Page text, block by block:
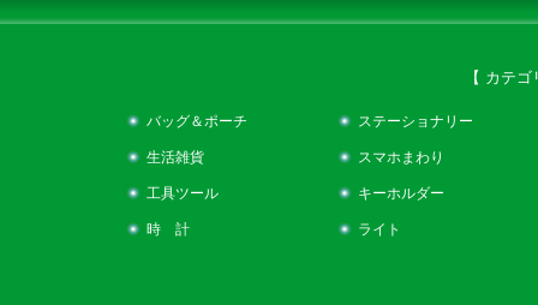
【 カテ
バッグ＆ポーチ ステーショナリー
生活雑貨 スマホまわり
工具ツール キーホルダー
時 計 ライト